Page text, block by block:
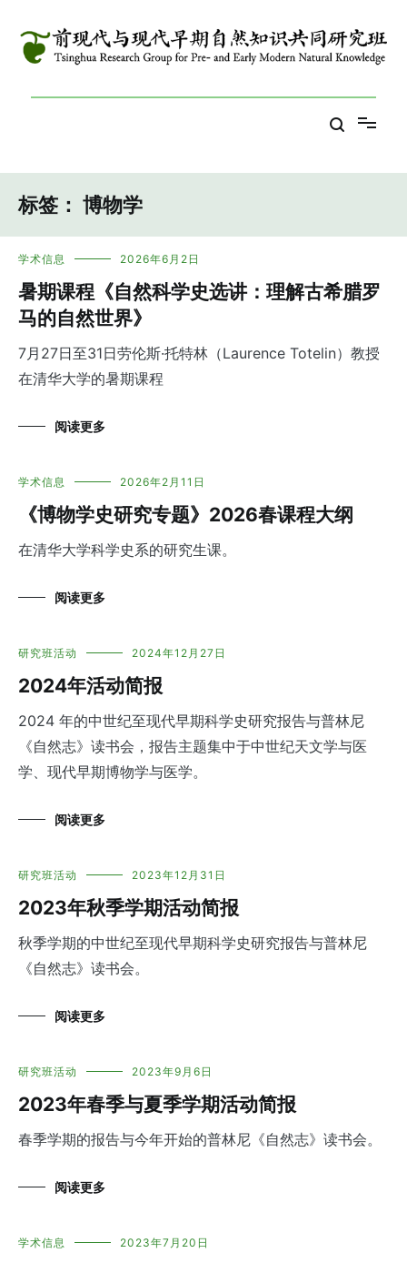
前现代与现代早期自然知识共同研究班
标签： 博物学
学术信息 2026年6月2日
暑期课程《自然科学史选讲：理解古希腊罗
马的自然世界》
7月27日至31日劳伦斯·托特林（Laurence Totelin）教授
在清华大学的暑期课程
阅读更多
学术信息 2026年2月11日
《博物学史研究专题》2026春课程大纲
在清华大学科学史系的研究生课。
阅读更多
研究班活动 2024年12月27日
2024年活动简报
2024 年的中世纪至现代早期科学史研究报告与普林尼
《自然志》读书会，报告主题集中于中世纪天文学与医
学、现代早期博物学与医学。
阅读更多
研究班活动 2023年12月31日
2023年秋季学期活动简报
秋季学期的中世纪至现代早期科学史研究报告与普林尼
《自然志》读书会。
阅读更多
研究班活动 2023年9月6日
2023年春季与夏季学期活动简报
春季学期的报告与今年开始的普林尼《自然志》读书会。
阅读更多
学术信息 2023年7月20日